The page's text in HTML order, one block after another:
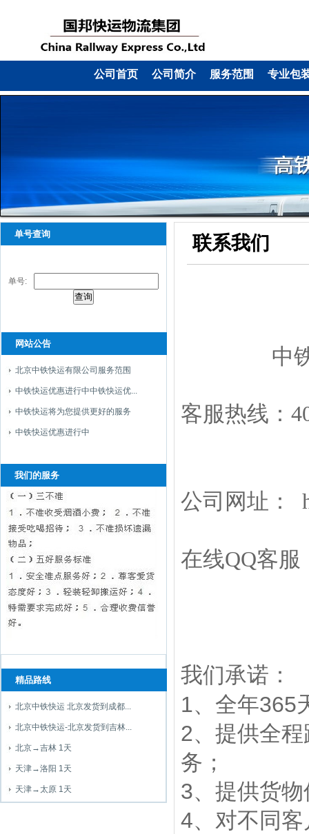
公司首页 公司简介 服务范围 专业包
单号查询
单号:
网站公告
北京中铁快运有限公司服务范围
中铁快运优惠进行中中铁快运优...
中铁快运将为您提供更好的服务
中铁快运优惠进行中
我们的服务
精品路线
北京中铁快运 北京发货到成都...
北京中铁快运-北京发货到吉林...
北京→吉林 1天
天津→洛阳 1天
天津→太原 1天
联系我们
中
客服热线：
公司网址：
在线QQ客服
我们承诺：
1、全年365
2、提供全
务；
3、提供货
4、对不同